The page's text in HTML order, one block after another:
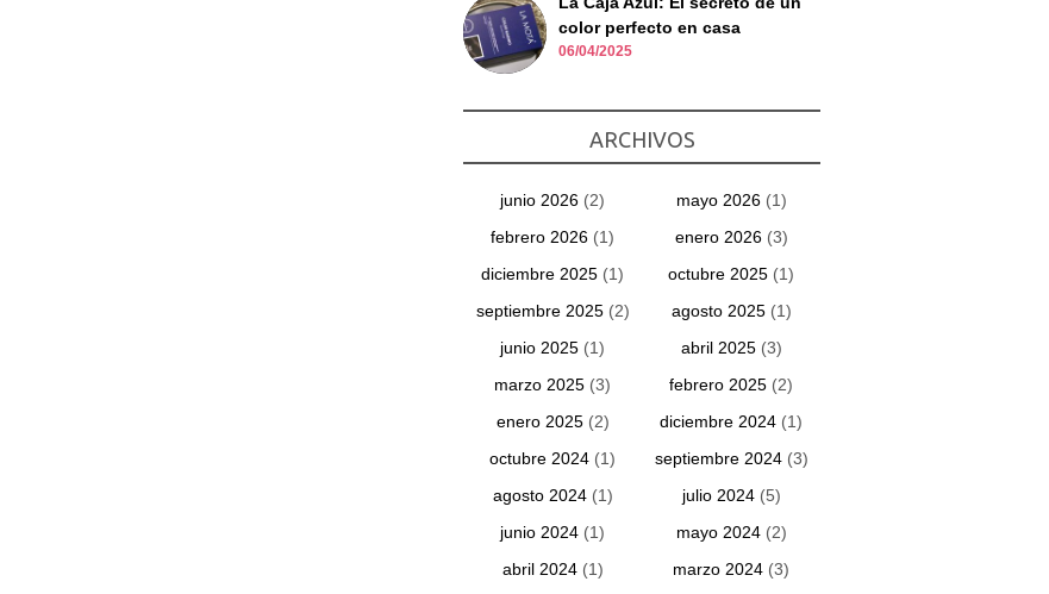
color perfecto en casa
06/04/2025
ARCHIVOS
junio 2026 (2) mayo 2026(1)
febrero 2026 (1) enero 2026(3)
diciembre 2025 (1) octubre 2025 (1)
septiembre 2025(2) agosto 2025(1)
junio 2025 (1) abril 2025(3)
marzo 2025 (3) febrero 2025 (2)
enero 2025(2) diciembre 2024 (1)
octubre 2024 (1) septiembre 2024(3)
agosto 2024(1) julio 2024(5)
junio 2024 (1) mayo 2024(2)
abril 2024(1) marzo 2024 (3)